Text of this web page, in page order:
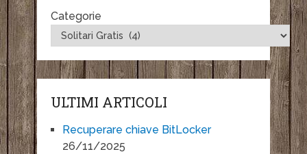
Categorie
ULTIMI ARTICOLI
Recuperare chiave BitLocker
26/11/2025